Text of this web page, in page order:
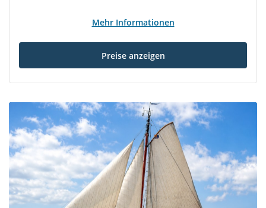
Mehr Informationen
Preise anzeigen